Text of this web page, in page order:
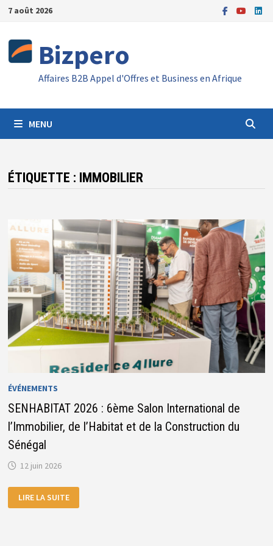
Passer
contenu
7 août 2026
Bizpero
Affaires B2B Appel d'Offres et Business en Afrique
MENU
ÉTIQUETTE : IMMOBILIER
ÉVÉNEMENTS
SENHABITAT 2026 : 6ème Salon International de
l’Immobilier, de l’Habitat et de la Construction du
Sénégal
12 juin 2026
2026
:
LIRE LA SUITE